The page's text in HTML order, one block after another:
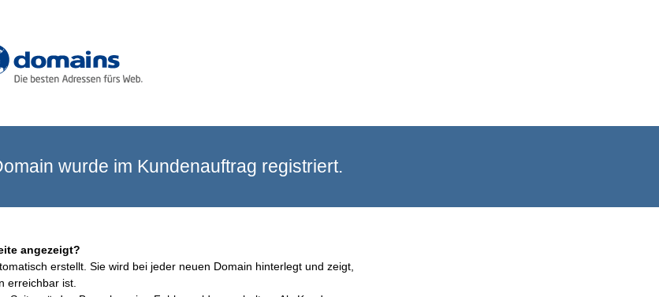
wurde im Kundenauftrag registriert.
angezeigt?
erstellt. Sie wird bei jeder neuen Domain hinterlegt und zeigt,
erreichbar ist.